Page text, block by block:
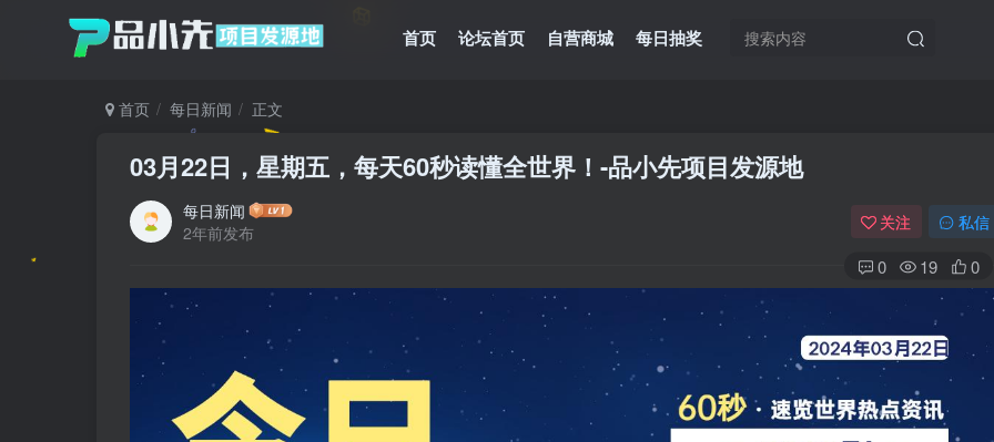
首页 论坛首页 自营商城 每日抽奖
首页 每日新闻 正文
03月22日，星期五，每天60秒读懂全世界！-品小先项目发源地
每日新闻
2年前发布
关注 私信
0 19 0